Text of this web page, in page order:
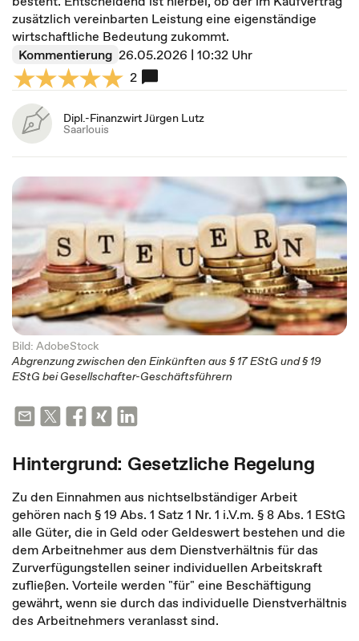
zusätzlich vereinbarten Leistung eine eigenständige
wirtschaftliche Bedeutung zukommt.
Kommentierung 26.05.2026 | 10:32 Uhr
2
Dipl.-Finanzwirt Jürgen Lutz
Saarlouis
Bild: AdobeStock
Abgrenzung zwischen den Einkünften aus § 17 EStG und § 19
EStG bei Gesellschafter-Geschäftsführern
Hintergrund: Gesetzliche Regelung
Zu den Einnahmen aus nichtselbständiger Arbeit
gehören nach § 19 Abs. 1 Satz 1 Nr. 1 i.V.m. § 8 Abs. 1 EStG
alle Güter, die in Geld oder Geldeswert bestehen und die
dem Arbeitnehmer aus dem Dienstverhältnis für das
Zurverfügungstellen seiner individuellen Arbeitskraft
zufließen. Vorteile werden "für" eine Beschäftigung
gewährt, wenn sie durch das individuelle Dienstverhältnis
des Arbeitnehmers veranlasst sind.